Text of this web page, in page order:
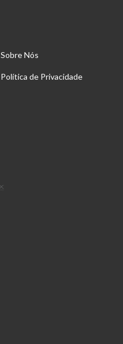
Sobre Nós
Política de Privacidade